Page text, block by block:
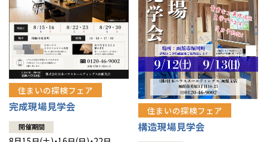
CMギャラリー
採用情報
住まいの探検フェア
完成現場見学会
開催期間
住まいの探検フェア
構造現場見学会